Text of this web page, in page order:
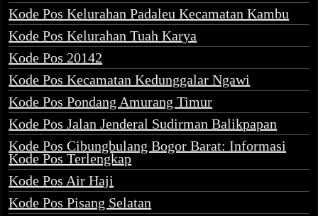
Kode Pos Kelurahan Padaleu Kecamatan Kambu
Kode Pos Kelurahan Tuah Karya
Kode Pos 20142
Kode Pos Kecamatan Kedunggalar Ngawi
Kode Pos Pondang Amurang Timur
Kode Pos Jalan Jenderal Sudirman Balikpapan
Kode Pos Cibungbulang Bogor Barat: Informasi
Kode Pos Terlengkap
Kode Pos Air Haji
Kode Pos Pisang Selatan